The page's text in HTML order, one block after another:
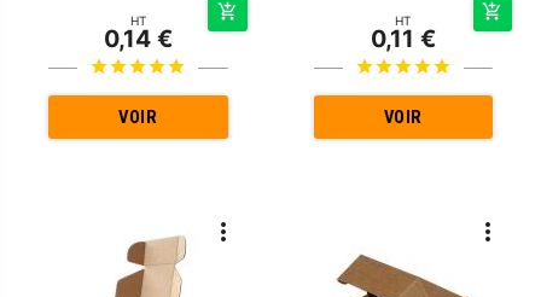
HT
0,14 €
VOIR
HT
0,11 €
VOIR